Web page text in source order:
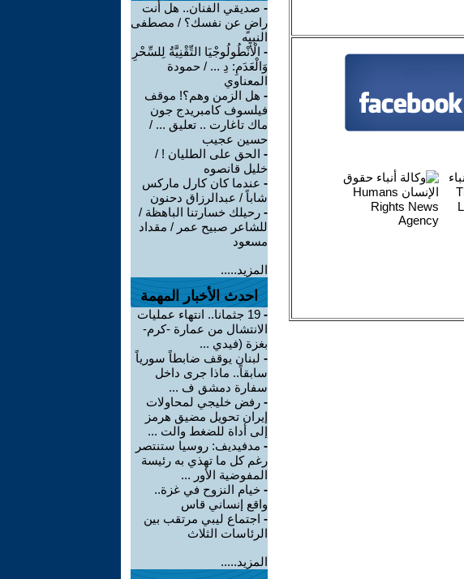
- صديقي الفنان.. هل أنت
راضٍ عن نفسك؟ / مصطفى
النبيه
- الْأَنْطُولُوجْيَا التِّقْنِيَّةُ لِلسِّحْرِ
وَالْعَدَمِ: دِ ... / حمودة
المعناوي
- هل الزمن وهم؟! موقف
فيلسوف كامبريدج جون
ماك تاغارت .. تعليق ... /
حسين عجيب
- الحق على الطليان ! /
خليل قانصوه
- عندما كان كارل ماركس
شاباً / عبدالرزاق دحنون
- رحيلك خسارتنا الباهظة /
للشاعر صبيح عمر / مقداد
مسعود
المزيد.....
احدث الأخبار المهمة
-
19 جثمانا.. انتهاء عمليات
الانتشال من عمارة -كرم-
بغزة (فيدي ...
- لبنان يوقف ضابطاً سورياً
سابقاً.. ماذا جرى داخل
سفارة دمشق ف ...
- رفض خليجي لمحاولات
إيران تحويل مضيق هرمز
إلى أداة للضغط والت ...
- مدفيديف: روسيا ستنتصر
رغم كل ما تهذي به رئيسة
المفوضية الأور ...
- خيام النزوح في غزة..
واقع إنساني قاس
- اجتماع ليبي مرتقب بين
الرئاسات الثلاث
المزيد.....